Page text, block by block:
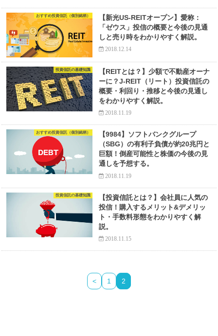
おすすめ投資信託（個別銘柄）
【新光US-REITオープン】愛称：
「ゼウス」投信の概要と今後の見通
しと売り時をわかりやすく解説。
2018.12.14
投資信託の基礎知識
【REITとは？】少額で不動産オーナ
ーに？J-REIT（リート）投資信託の
概要・利回り・推移と今後の見通し
をわかりやすく解説。
2018.11.19
おすすめ投資信託（個別銘柄）
【9984】ソフトバンクグループ
（SBG）の有利子負債が約20兆円と
巨額！倒産可能性と株価の今後の見
通しを予想する。
2018.11.19
投資信託の基礎知識
【投資信託とは？】会社員に人気の
投信！購入するメリット&デメリッ
ト・手数料形態をわかりやすく解
説。
2018.11.15
< 1 2